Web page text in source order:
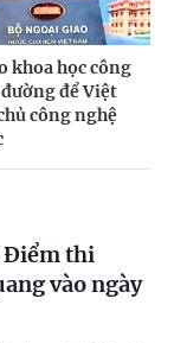
khoa học công
để Việt
công nghệ
Điểm thi
vào ngày